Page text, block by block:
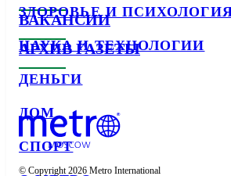
ЗДОРОВЬЕ И
НАУКА И ТЕХНОЛОГИИ
ДЕНЬГИ
ДОМ
СПОРТ
ВАКАНСИИ
АРХИВ ГАЗЕТЫ
© Copyright 2026 Metro International